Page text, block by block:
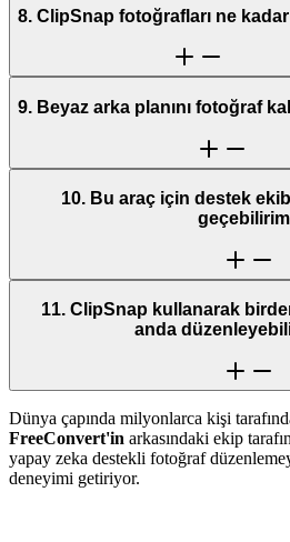
8. ClipSnap fotoğrafları ne kadar
9. Beyaz arka planını fotoğraf
10. Bu araç için destek
11. ClipSnap kullanarak
anda
Dünya çapında milyonlarca kişi
FreeConvert'in arkasındaki ekip
yapay zeka destekli fotoğraf
deneyimi getiriyor.